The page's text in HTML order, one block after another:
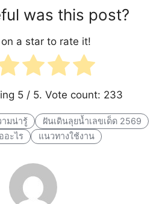
was this post?
on a star to rate it!
5/ 5. Vote count: 233
มน่ารู้
ฝันเดินลุยน้ำเลขเด็ด 2569
อะไร
แนวทางใช้งาน